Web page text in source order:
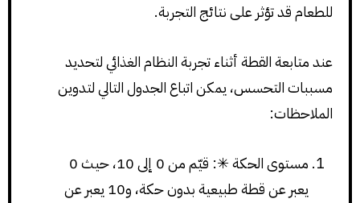
للطعام قد تؤثر على نتائج التجربة.
عند متابعة القطة أثناء تجربة النظام الغذائي لتحديد
مسببات التحسس، يمكن اتباع الجدول التالي لتدوين
الملاحظات:
مستوى الحكة ✳: قيّم من 0 إلى 10، حيث 0
يعبر عن قطة طبيعية بدون حكة، و10 يعبر عن